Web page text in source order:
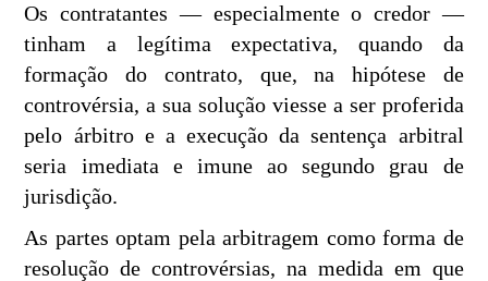
Os contratantes — especialmente o credor —
tinham a legítima expectativa, quando da
formação do contrato, que, na hipótese de
controvérsia, a sua solução viesse a ser proferida
pelo árbitro e a execução da sentença arbitral
seria imediata e imune ao segundo grau de
jurisdição.
As partes optam pela arbitragem como forma de
resolução de controvérsias, na medida em que